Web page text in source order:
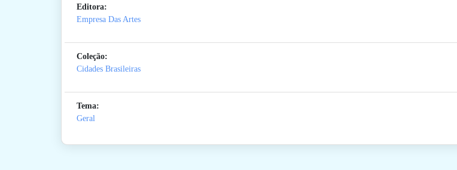
Editora:
Empresa Das Artes
Coleção:
Cidades Brasileiras
Tema:
Geral